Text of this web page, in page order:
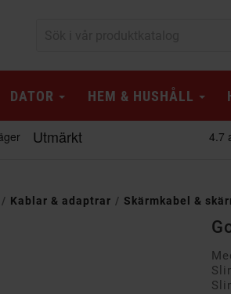
DATOR HEM & HUSHÅLL
Kablar & adaptrar Skärmkabel &